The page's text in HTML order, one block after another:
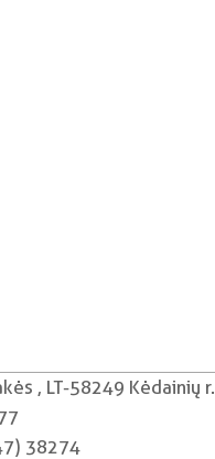
, LT-58249 Kėdainių r.
38274